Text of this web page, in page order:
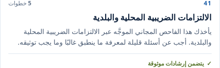
41
5خطوات
الالتزامات الضريبية المحلية والبلدية
يأخذك هذا الفاحص المجاني الموجَّه عبر الالتزامات الضريبية المحلية
والبلدية. أجب عن أسئلة قليلة لمعرفة ما ينطبق غالبًا وما يجب توثيقه.
يتضمن إرشادات موثوقة